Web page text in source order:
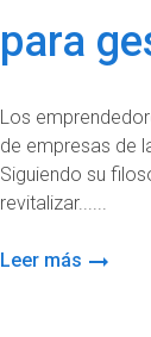
para
Los
de empresas de
Siguiendo su
revitalizar...
Leer más